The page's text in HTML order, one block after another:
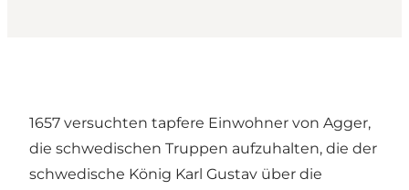
1657 versuchten tapfere Einwohner von Agger,
die schwedischen Truppen aufzuhalten, die der
schwedische König Karl Gustav über die